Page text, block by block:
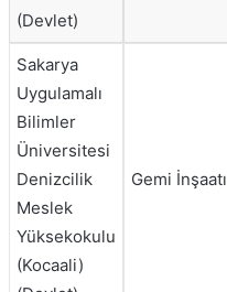
(Devlet)
Sakarya
Uygulamalı
Bilimler
Üniversitesi
Denizcilik
Meslek
Yüksekokulu
(Kocaali)
Gemi İnşaatı